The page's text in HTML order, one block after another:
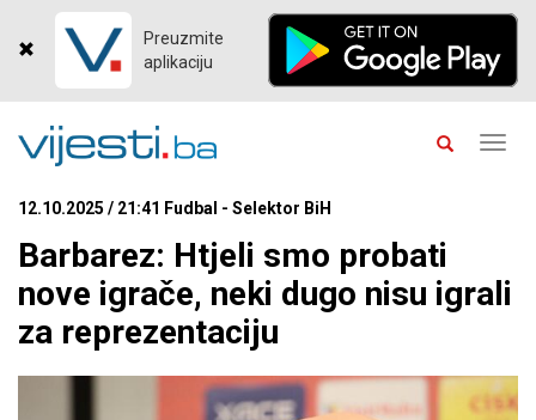
Preuzmite
aplikaciju
12.10.2025 / 21:41 Fudbal - Selektor BiH
Barbarez: Htjeli smo probati
nove igrače, neki dugo nisu igrali
za reprezentaciju